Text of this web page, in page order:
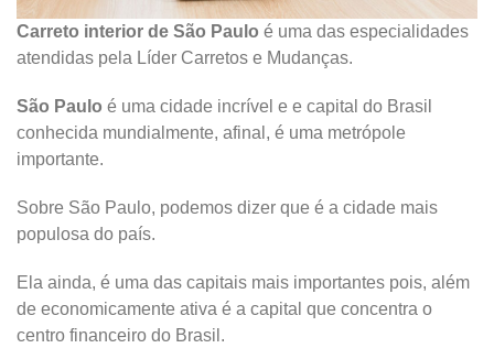
Carreto interior de São Paulo é uma das especialidades
atendidas pela Líder Carretos e Mudanças.
São Paulo é uma cidade incrível e e capital do Brasil
conhecida mundialmente, afinal, é uma metrópole
importante.
Sobre São Paulo, podemos dizer que é a cidade mais
populosa do país.
Ela ainda, é uma das capitais mais importantes pois, além
de economicamente ativa é a capital que concentra o
centro financeiro do Brasil.